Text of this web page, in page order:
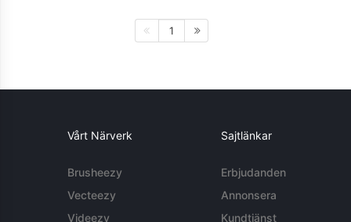
1
Vårt Närverk
Brusheezy
Vecteezy
Videezy
Sajtlänkar
Erbjudanden
Annonsera
Kundtjänst